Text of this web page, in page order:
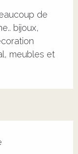
de
bijoux,
meubles et